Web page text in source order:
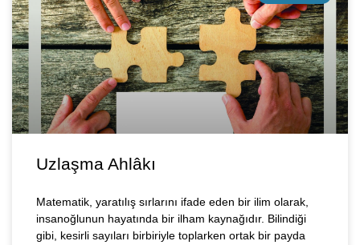
Uzlaşma Ahlâkı
Matematik, yaratılış sırlarını ifade eden bir ilim olarak,
insanoğlunun hayatında bir ilham kaynağıdır. Bilindiği
gibi, kesirli sayıları birbiriyle toplarken ortak bir payda